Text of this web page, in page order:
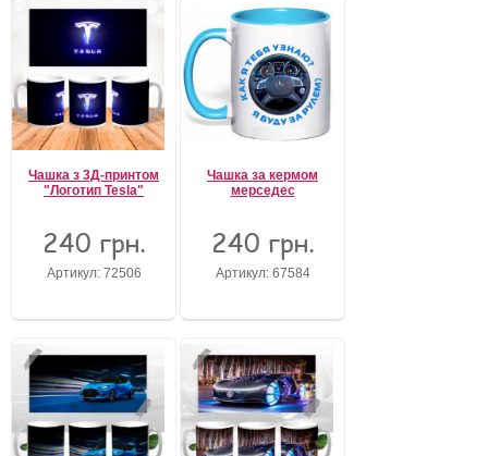
Чашка з 3Д-принтом
"Логотип Tesla"
240 грн.
Артикул: 72506
Чашка за кермом
мерседес
240 грн.
Артикул: 67584